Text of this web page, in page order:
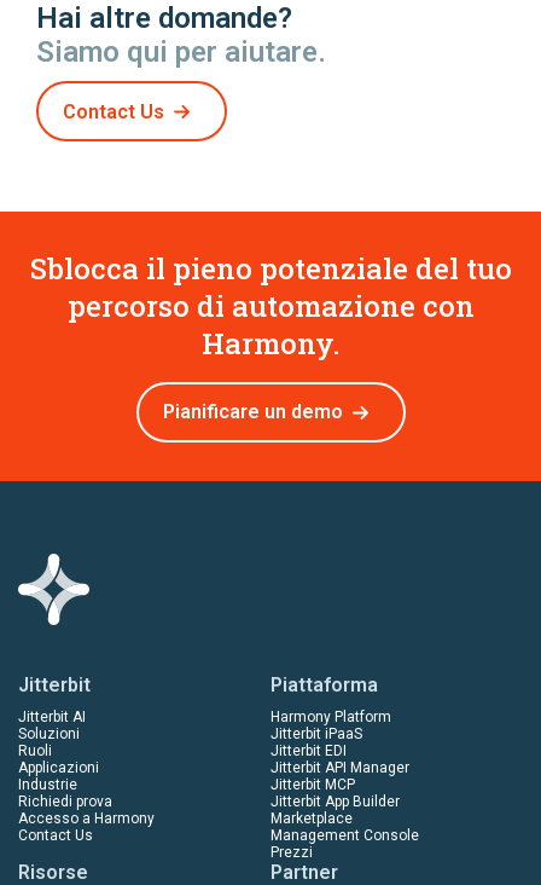
Hai altre domande?
Siamo qui per aiutare.
Contact Us
Sblocca il pieno potenziale del tuo
percorso di automazione con
Harmony.
Pianificare un demo
Jitterbit
Jitterbit AI
Soluzioni
Ruoli
Applicazioni
Industrie
Richiedi prova
Accesso a Harmony
Contact Us
Piattaforma
Harmony Platform
Jitterbit iPaaS
Jitterbit EDI
Jitterbit API Manager
Jitterbit MCP
Jitterbit App Builder
Marketplace
Management Console
Prezzi
Risorse Partner